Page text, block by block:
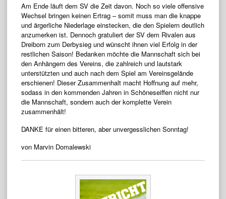
Am Ende läuft dem SV die Zeit davon. Noch so viele offensive
Wechsel bringen keinen Ertrag – somit muss man die knappe
und ärgerliche Niederlage einstecken, die den Spielern deutlich
anzumerken ist. Dennoch gratuliert der SV dem Rivalen aus
Dreiborn zum Derbysieg und wünscht ihnen viel Erfolg in der
restlichen Saison! Bedanken möchte die Mannschaft sich bei
den Anhängern des Vereins, die zahlreich und lautstark
unterstützten und auch nach dem Spiel am Vereinsgelände
erschienen! Dieser Zusammenhalt macht Hoffnung auf mehr,
sodass in den kommenden Jahren in Schöneseiffen nicht nur
die Mannschaft, sondern auch der komplette Verein
zusammenhält!
DANKE für einen bitteren, aber unvergesslichen Sonntag!
von Marvin Domalewski